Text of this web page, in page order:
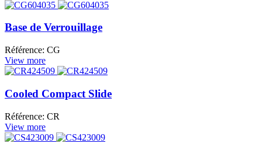
Base de Verrouillage
Référence: CG
View more
Cooled Compact Slide
Référence: CR
View more